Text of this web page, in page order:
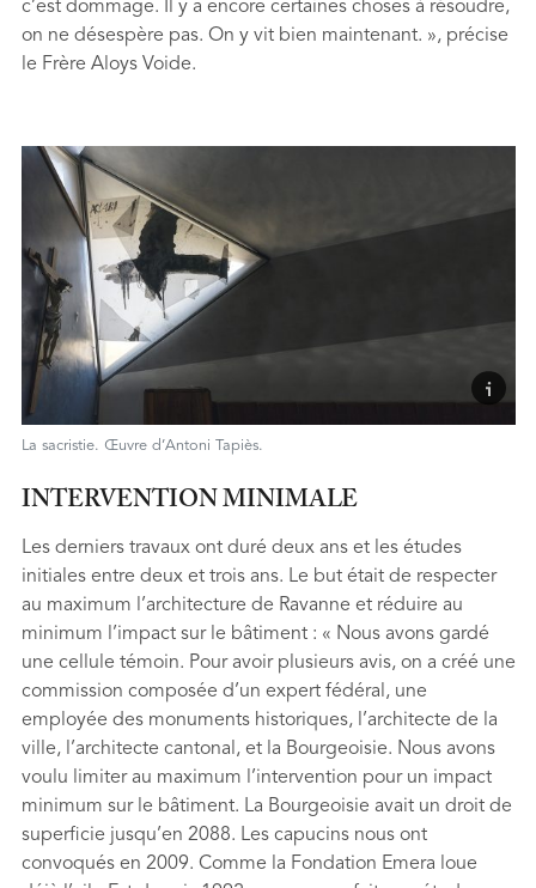
c’est dommage. Il y a encore certaines choses à résoudre,
on ne désespère pas. On y vit bien maintenant. », précise
le Frère Aloys Voide.
La sacristie. Œuvre d’Antoni Tapiès.
INTERVENTION MINIMALE
Les derniers travaux ont duré deux ans et les études
initiales entre deux et trois ans. Le but était de respecter
au maximum l’architecture de Ravanne et réduire au
minimum l’impact sur le bâtiment : « Nous avons gardé
une cellule témoin. Pour avoir plusieurs avis, on a créé une
commission composée d’un expert fédéral, une
employée des monuments historiques, l’architecte de la
ville, l’architecte cantonal, et la Bourgeoisie. Nous avons
voulu limiter au maximum l’intervention pour un impact
minimum sur le bâtiment. La Bourgeoisie avait un droit de
superficie jusqu’en 2088. Les capucins nous ont
convoqués en 2009. Comme la Fondation Emera loue